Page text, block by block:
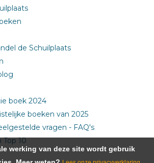
de Schuilplaats
boek 2024
boeken van 2025
vragen - FAQ's
Top 10
werking van deze site wordt gebruik